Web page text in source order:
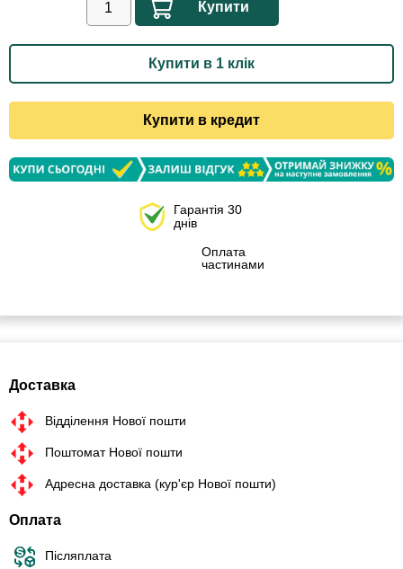
Купити
Купити в 1 клік
Купити в кредит
Гарантія 30
днів
Оплата
частинами
Доставка
Відділення Нової пошти
Поштомат Нової пошти
Адресна доставка (кур'єр Нової пошти)
Оплата
Післяплата